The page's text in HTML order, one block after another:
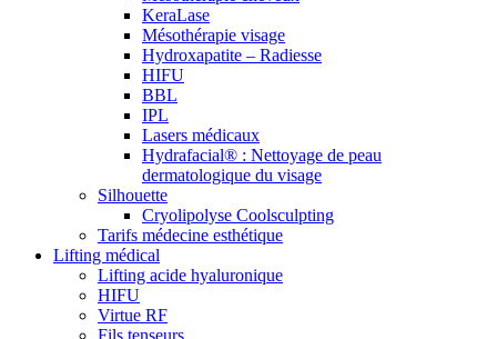
KeraLase
Mésothérapie visage
Hydroxapatite – Radiesse
HIFU
BBL
IPL
Lasers médicaux
Hydrafacial® : Nettoyage de peau
dermatologique du visage
Silhouette
Cryolipolyse Coolsculpting
Tarifs médecine esthétique
Lifting médical
Lifting acide hyaluronique
HIFU
Virtue RF
Fils tenseurs